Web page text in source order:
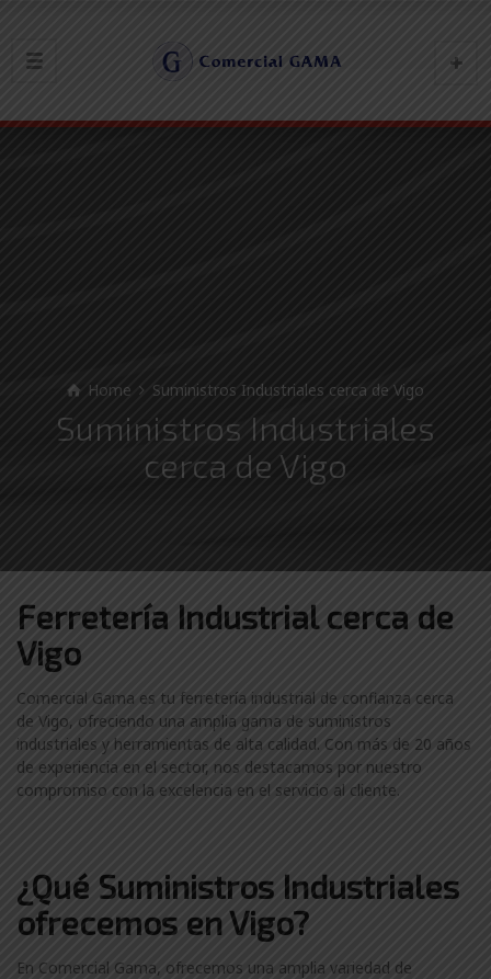
Home Suministros Industriales cerca de Vigo
Suministros Industriales
cerca de Vigo
Ferretería Industrial cerca de
Vigo
Comercial Gama es tu ferretería industrial de confianza cerca
de Vigo, ofreciendo una amplia gama de suministros
industriales y herramientas de alta calidad. Con más de 20 años
de experiencia en el sector, nos destacamos por nuestro
compromiso con la excelencia en el servicio al cliente.
¿Qué Suministros Industriales
ofrecemos en Vigo?
En Comercial Gama, ofrecemos una amplia variedad de